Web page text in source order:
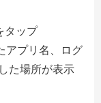
タップ
アプリ名、ログ
た場所が表示